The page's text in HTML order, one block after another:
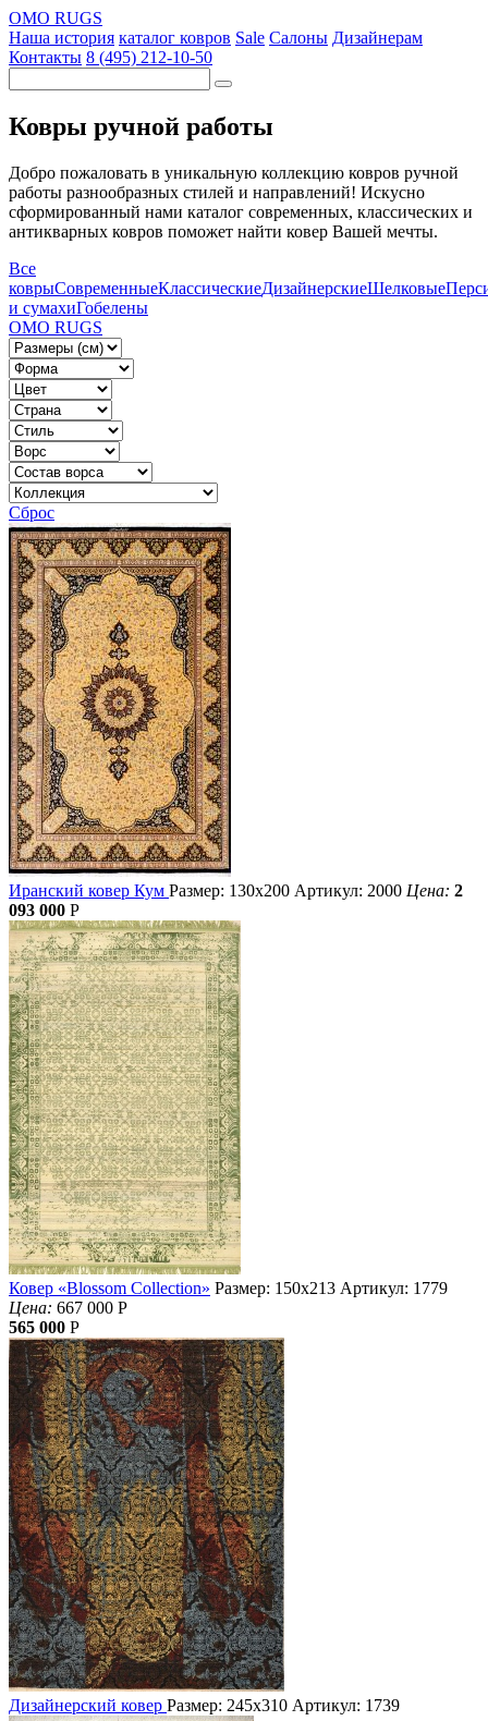
OMO RUGS
Наша история каталог ковров Sale Салоны Дизайнерам
Контакты 8 (495) 212-10-50
Ковры ручной работы
Добро пожаловать в уникальную коллекцию ковров ручной
работы разнообразных стилей и направлений! Искусно
сформированный нами каталог современных, классических и
антикварных ковров поможет найти ковер Вашей мечты.
Все
коврыСовременныеКлассическиеДизайнерскиеШелковые
и сумахиГобелены
OMO RUGS
Сброс
Иранский ковер Кум Размер: 130х200 Артикул: 2000 Цена: 2
093 000 Р
Ковер «Blossom Collection» Размер: 150х213 Артикул: 1779
Цена: 667 000 Р
565 000 Р
Дизайнерский ковер Размер: 245х310 Артикул: 1739